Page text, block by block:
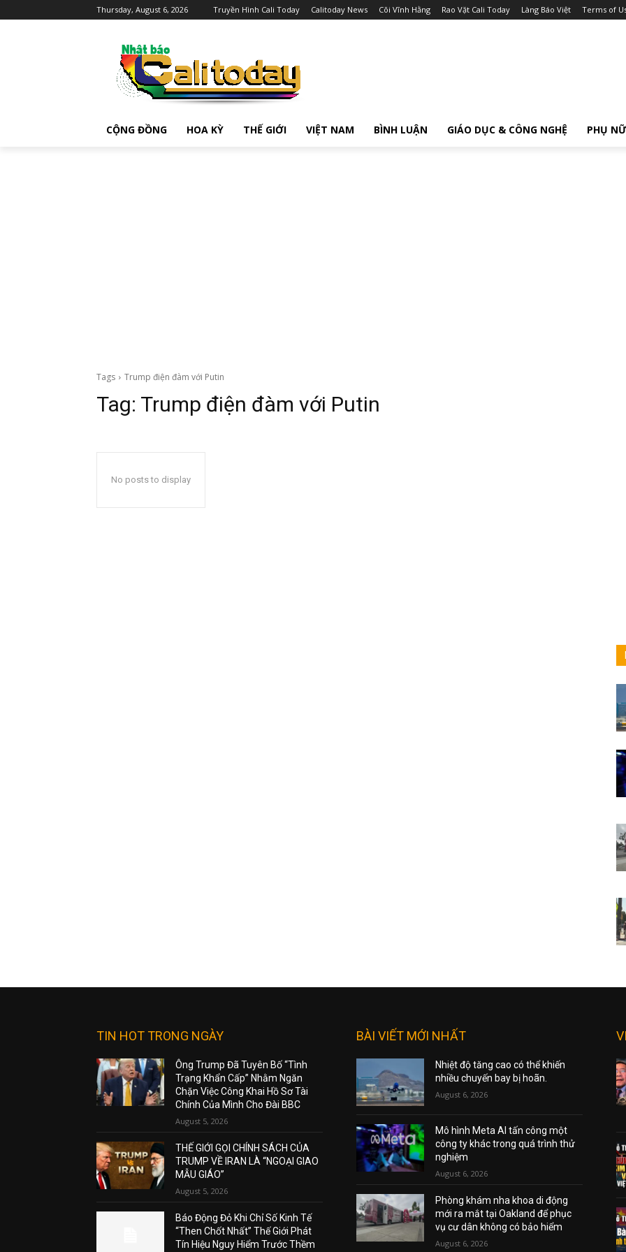
Thursday, August 6, 2026 Truyền Hình Cali Today Calitoday News Cõi Vĩnh Hằng Rao Vặt Cali Today Làng Báo Việt Terms of
CỘNG ĐỒNG HOA KỲ THẾ GIỚI VIỆT NAM BÌNH LUẬN GIÁO DỤC & CÔNG NGHỆ PHỤ NỮ
Tags Trump điện đàm với Putin
Tag: Trump điện đàm với Putin
No posts to display
TIN HOT TRONG NGÀY
Ông Trump Đã Tuyên Bố “Tình
Trạng Khẩn Cấp” Nhằm Ngăn
Chặn Việc Công Khai Hồ Sơ Tài
Chính Của Mình Cho Đài BBC
August 5, 2026
THẾ GIỚI GỌI CHÍNH SÁCH CỦA
TRUMP VỀ IRAN LÀ “NGOẠI GIAO
MẪU GIÁO”
August 5, 2026
Báo Động Đỏ Khi Chỉ Số Kinh Tế
“Then Chốt Nhất” Thế Giới Phát
Tín Hiệu Nguy Hiểm Trước Thềm
BÀI VIẾT MỚI NHẤT
Nhiệt độ tăng cao có thể khiến
nhiều chuyến bay bị hoãn.
August 6, 2026
Mô hình Meta AI tấn công một
công ty khác trong quá trình thử
nghiệm
August 6, 2026
Phòng khám nha khoa di động
mới ra mắt tại Oakland để phục
vụ cư dân không có bảo hiểm
August 6, 2026